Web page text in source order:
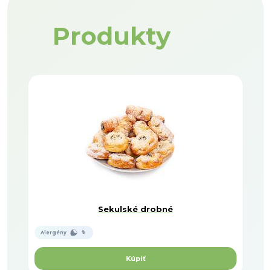
Produkty
Sekulské drobné
Alergény
Kúpiť